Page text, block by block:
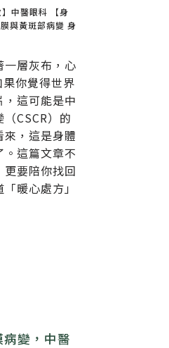
】中醫眼科
【身
與黃斑部病變 身
一層灰布，心
你覺得世界
這可能是中
CSCR）的
，這是身體
這篇文章不
更要陪你找回
暖心處方」
變，中醫